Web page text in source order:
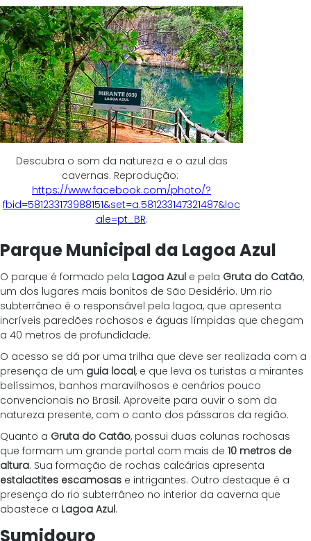
Descubra o som da natureza e o azul das
cavernas. Reprodução:
https://www.facebook.com/photo/?
fbid=581233173988151&set=a.581233147321487&loc
ale=pt_BR.
Parque Municipal da Lagoa Azul
O parque é formado pela Lagoa Azul e pela Gruta do Catão,
um dos lugares mais bonitos de São Desidério. Um rio
subterrâneo é o responsável pela lagoa, que apresenta
incríveis paredões rochosos e águas límpidas que chegam
a 40 metros de profundidade.
O acesso se dá por uma trilha que deve ser realizada com a
presença de um guia local, e que leva os turistas a mirantes
belíssimos, banhos maravilhosos e cenários pouco
convencionais no Brasil. Aproveite para ouvir o som da
natureza presente, com o canto dos pássaros da região.
Quanto a Gruta do Catão, possui duas colunas rochosas
que formam um grande portal com mais de 10 metros de
altura. Sua formação de rochas calcárias apresenta
estalactites escamosas e intrigantes. Outro destaque é a
presença do rio subterrâneo no interior da caverna que
abastece a Lagoa Azul.
Sumidouro